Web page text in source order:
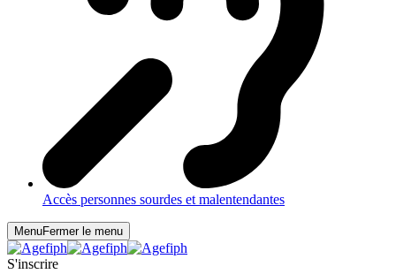
Accès personnes sourdes et malentendantes
MenuFermer le menu
S'inscrire